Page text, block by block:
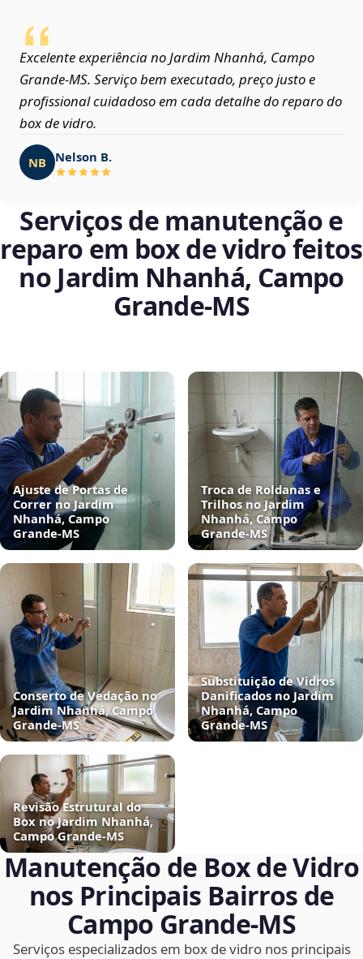
Excelente experiência no Jardim Nhanhá, Campo
Grande‑MS. Serviço bem executado, preço justo e
profissional cuidadoso em cada detalhe do reparo do
box de vidro.
NB Nelson B.
Serviços de manutenção e
reparo em box de vidro feitos
no Jardim Nhanhá, Campo
Grande‑MS
Ajuste de Portas de
Correr no Jardim
Nhanhá, Campo
Grande‑MS
Troca de Roldanas e
Trilhos no Jardim
Nhanhá, Campo
Grande‑MS
Conserto de Vedação no
Jardim Nhanhá, Campo
Grande‑MS
Substituição de Vidros
Danificados no Jardim
Nhanhá, Campo
Grande‑MS
Revisão Estrutural do
Box no Jardim Nhanhá,
Campo Grande‑MS
Manutenção de Box de Vidro
nos Principais Bairros de
Campo Grande‑MS
Serviços especializados em box de vidro nos principais